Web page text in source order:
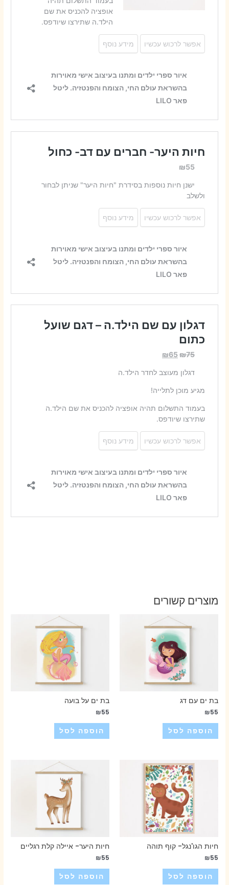
מוצרים קשורים
בת ים עם דג
₪55
הוספה לסל
בת ים על בועה
₪55
הוספה לסל
חיות הגו'נגל- קוף תוהה
₪55
הוספה לסל
חיות היער- איילה קלת רגליים
₪55
הוספה לסל